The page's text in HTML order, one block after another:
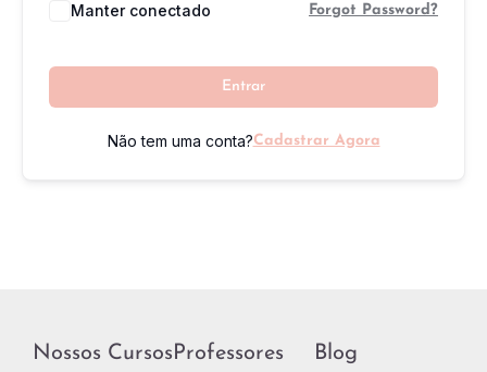
Manter conectado Forgot Password?
Entrar
Não tem uma conta?Cadastrar Agora
Nossos CursosProfessores Blog